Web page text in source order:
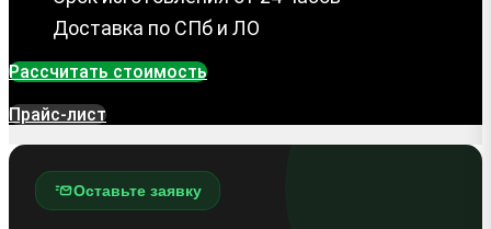
Доставка по СПб и ЛО
Рассчитать стоимость
Прайс-лист
Оставьте заявку